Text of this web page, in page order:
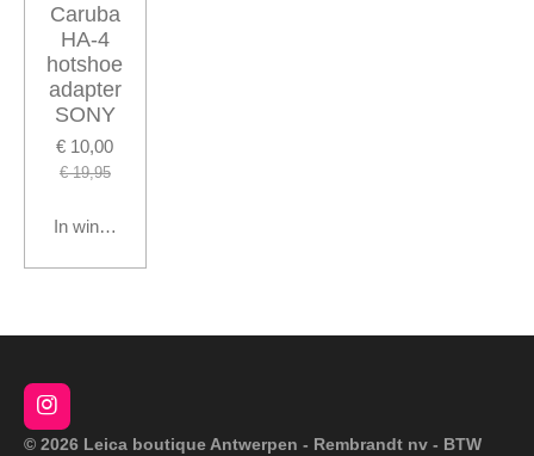
Caruba
HA-4
hotshoe
adapter
SONY
€ 10,00
€ 19,95
In winkelwagen
I
n
© 2026 Leica boutique Antwerpen - Rembrandt nv - BTW